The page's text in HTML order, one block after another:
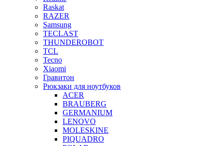
Raskat
RAZER
Samsung
TECLAST
THUNDEROBOT
TCL
Tecno
Xiaomi
Гравитон
Рюкзаки для ноутбуков
ACER
BRAUBERG
GERMANIUM
LENOVO
MOLESKINE
PIQUADRO